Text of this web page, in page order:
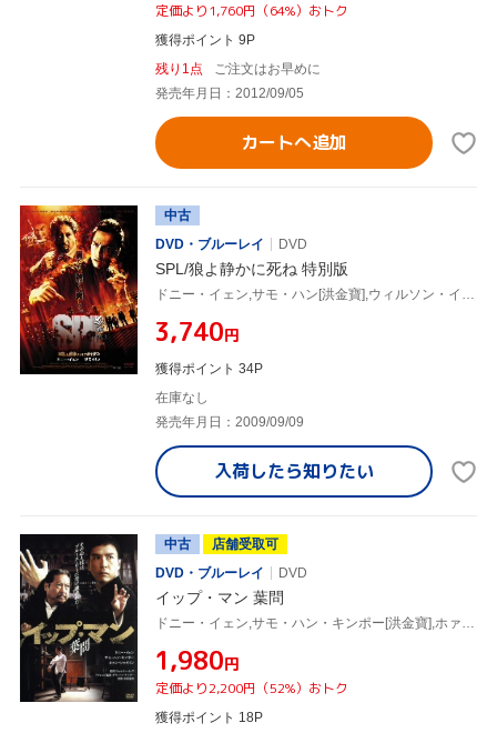
定価より1,760円（64%）おトク
獲得ポイント 9P
残り1点
ご注文はお早めに
発売年月日：2012/09/05
カートへ追加
中古
DVD・ブルーレイ
DVD
SPL/狼よ静かに死ね 特別版
ドニー・イェン,サモ・ハン[洪金寶],ウィルソン・イップ(監督),チャン・クォンウィン[陳光榮](音楽),ケン・チャン(音楽)
¥3,740円
獲得ポイント 34P
在庫なし
発売年月日：2009/09/09
入荷したら知りたい
中古
店舗受取可
DVD・ブルーレイ
DVD
イップ・マン 葉問
ドニー・イェン,サモ・ハン・キンポー[洪金寶],ホァン・シャオミン[黄暁明],ウィルソン・イップ(監督),川井憲次(音楽)
¥1,980円
定価より2,200円（52%）おトク
獲得ポイント 18P